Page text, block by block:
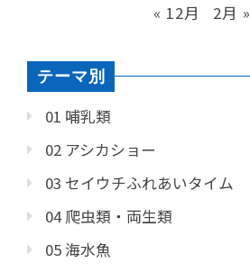
« 12月 2月 »
テーマ別
01 哺乳類
02 アシカショー
03 セイウチふれあいタイム
04 爬虫類・両生類
05 海水魚